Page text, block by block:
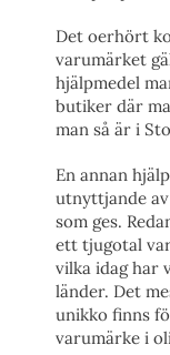
Det oerhört
varumärket
hjälpmedel
butiker där
man så är i
En annan
utnyttjande
som ges.
ett tjugotal
vilka idag har
länder. Det
unikko finns
varumärke i